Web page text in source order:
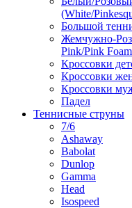
(White/
Большой
Жемчужно-
Pink/Pink
Кроссовки
Кроссовки
Кроссовки
Падел
Теннисные струны
7/6
Ashaway
Babolat
Dunlop
Gamma
Head
Isospeed